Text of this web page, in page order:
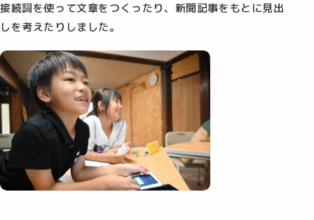
接続詞を使って文章をつくったり、新聞記事をもとに見出
しを考えたりしました。